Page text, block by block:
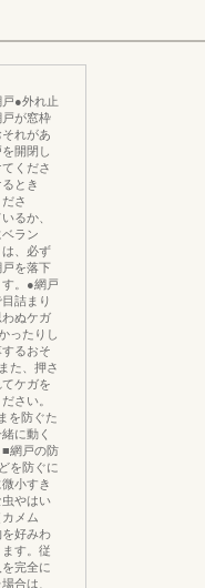
●外れ止
が窓枠
れがあ
開閉し
くださ
とき
さ
るか、
ラン
、必ず
を落下
。●網戸
詰まり
ぬケガ
ったりし
るおそ
た、押さ
ケガを
さい。
を防ぐた
に動く
網戸の防
を防ぐに
小すき
やはい
メム
好みわ
す。従
完全に
合は、